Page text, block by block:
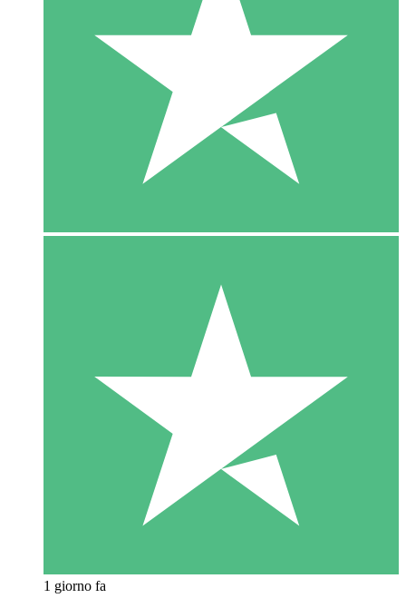
1 giorno fa